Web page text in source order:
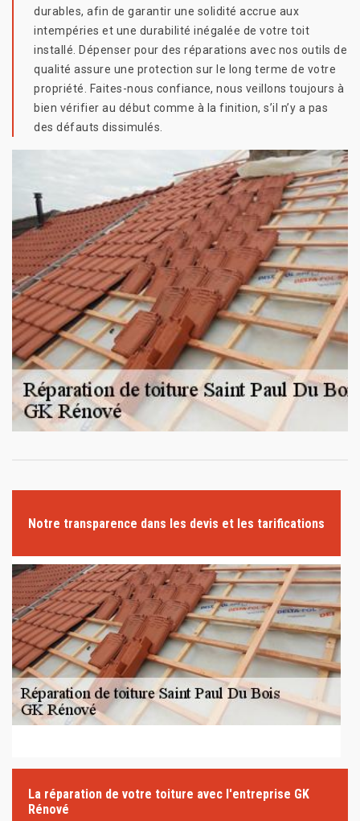
durables, afin de garantir une solidité accrue aux
intempéries et une durabilité inégalée de votre toit
installé. Dépenser pour des réparations avec nos outils de
qualité assure une protection sur le long terme de votre
propriété. Faites-nous confiance, nous veillons toujours à
bien vérifier au début comme à la finition, s’il n’y a pas
des défauts dissimulés.
Notre transparence dans les devis et les tarifications
La réparation de votre toiture avec l'entreprise GK
Rénové